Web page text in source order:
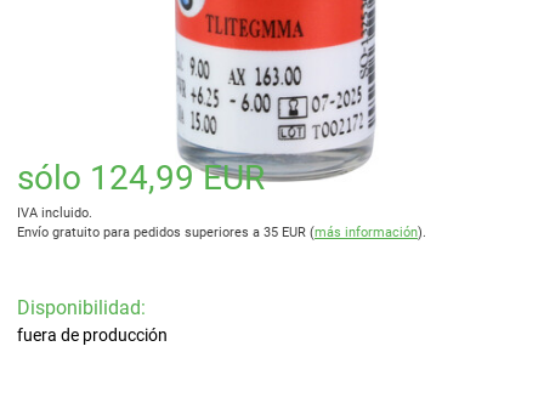
sólo 124,99 EUR
IVA incluido.
Envío gratuito para pedidos superiores a 35 EUR (más información).
Disponibilidad:
fuera de producción